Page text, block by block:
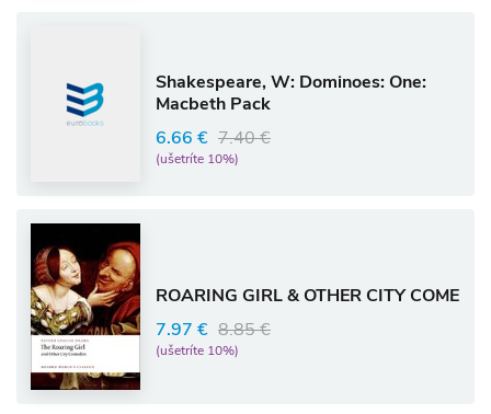
Shakespeare, W: Dominoes: One:
Macbeth Pack
6.66 € 7.40 €
(ušetríte 10%)
ROARING GIRL & OTHER CITY COME
7.97 € 8.85 €
(ušetríte 10%)